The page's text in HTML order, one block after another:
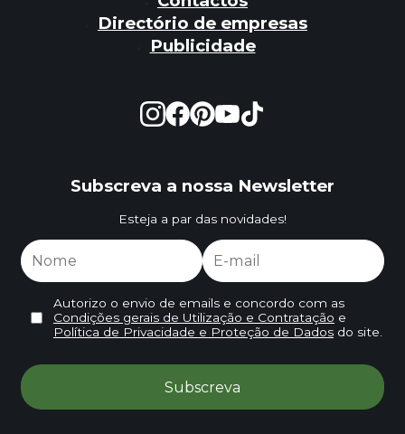
Directório de empresas
Publicidade
Subscreva a nossa Newsletter
Esteja a par das novidades!
Autorizo o envio de emails e concordo com as
Condições gerais de Utilização e Contratação e
Política de Privacidade e Proteção de Dadosdo site.